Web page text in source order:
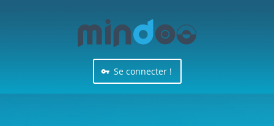
Se connecter !